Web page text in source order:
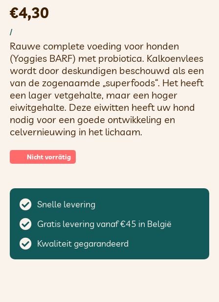
€4,30
/
Rauwe complete voeding voor honden
(Yoggies BARF) met probiotica. Kalkoenvlees
wordt door deskundigen beschouwd als een
van de zogenaamde „superfoods“. Het heeft
een lager vetgehalte, maar een hoger
eiwitgehalte. Deze eiwitten heeft uw hond
nodig voor een goede ontwikkeling en
celvernieuwing in het lichaam.
Nicht vorrätig
Snelle levering
Gratis levering vanaf €45 in België
Kwaliteit gegarandeerd